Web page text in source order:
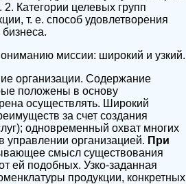
Категории целевых групп
т. е. способ удовлетворения
миссии: широкий и узкий.
организации. Содержание
положены в основу
осуществлять. Широкий
за счет создания
одновременный охват многих
управлении организацией. При
смысл существования
ей подобных. Узко-заданная
продукции, конкретных